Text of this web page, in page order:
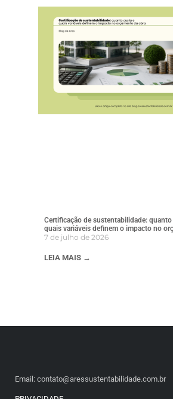
Certificação de sustentabilidade: quanto
quais variáveis definem o impacto no
7 de julho de 2026
LEIA MAIS →
Email: contato@aressustentabilidade.com.br